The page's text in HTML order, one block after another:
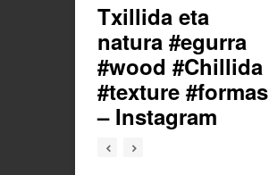
Txillida eta
natura #egurra
#wood #Chillida
#texture #formas
– Instagram